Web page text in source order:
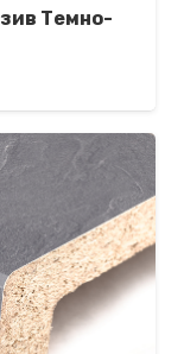
Темно-